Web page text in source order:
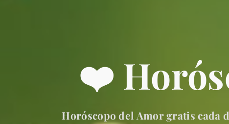
❤️
Horóscopo del Amor gratis cada